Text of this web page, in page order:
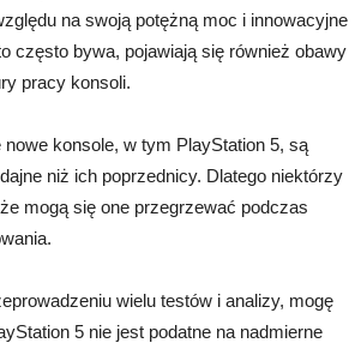
na swoją potężną moc i innowacyjne
często bywa, pojawiają się również obawy
pracy konsoli.
konsole, w tym PlayStation 5, są
niż ich poprzednicy. Dlatego niektórzy
mogą się one przegrzewać podczas
wielu testów i analizy, mogę
5 nie jest podatne na nadmierne